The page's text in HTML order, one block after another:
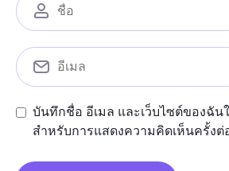
บันทึกชื่อ อีเมล และเว็บไซต์ของฉัน
สำหรับการแสดงความคิดเห็นครั้งต่